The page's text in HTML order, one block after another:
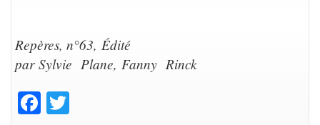
Repères, n°63, Édité
par Sylvie Plane, Fanny Rinck
Facebook